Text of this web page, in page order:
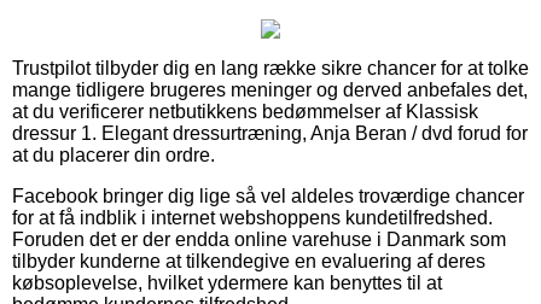
Trustpilot tilbyder dig en lang række sikre chancer for at tolke
mange tidligere brugeres meninger og derved anbefales det,
at du verificerer netbutikkens bedømmelser af Klassisk
dressur 1. Elegant dressurtræning, Anja Beran / dvd forud for
at du placerer din ordre.
Facebook bringer dig lige så vel aldeles troværdige chancer
for at få indblik i internet webshoppens kundetilfredshed.
Foruden det er der endda online varehuse i Danmark som
tilbyder kunderne at tilkendegive en evaluering af deres
købsoplevelse, hvilket ydermere kan benyttes til at